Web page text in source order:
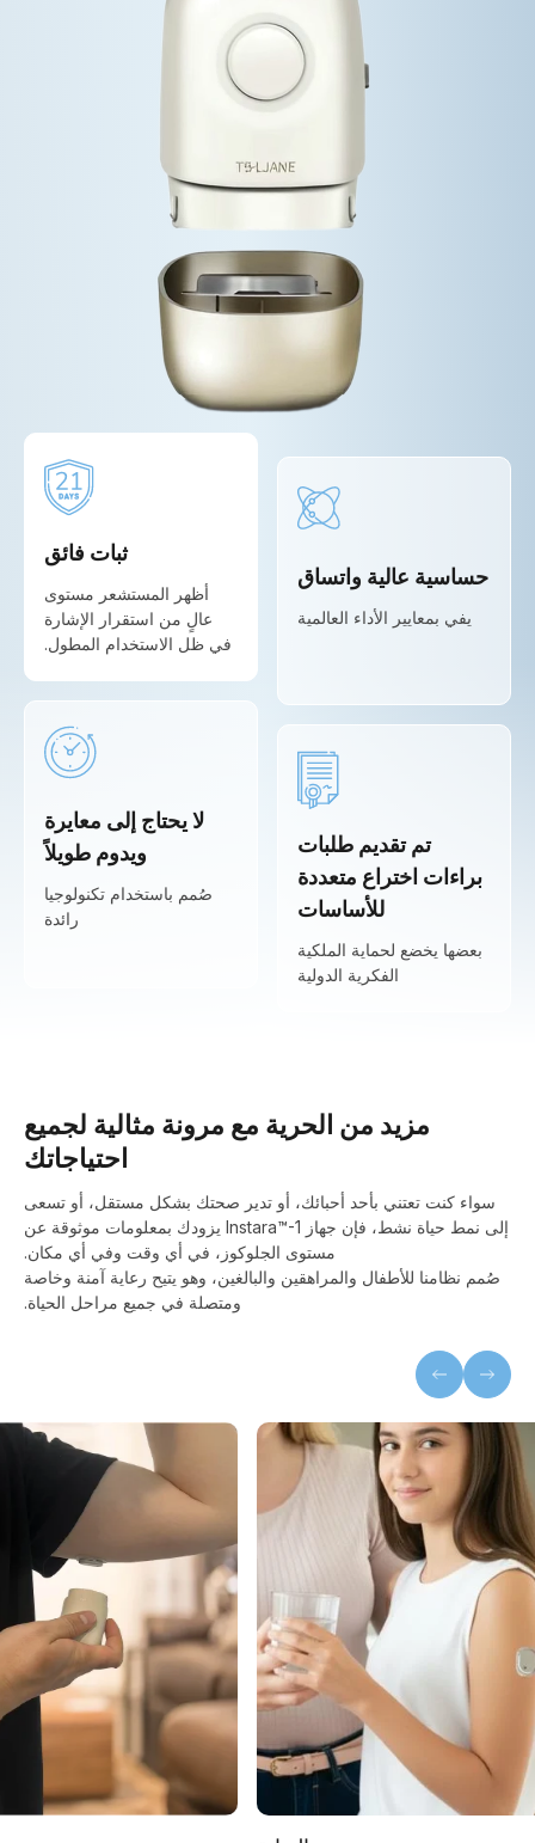
ثبات فائق
أظهر المستشعر مستوى
عالٍ من استقرار الإشارة
في ظل الاستخدام المطول.
حساسية عالية واتساق
يفي بمعايير الأداء العالمية
لا يحتاج إلى معايرة
ويدوم طويلاً
صُمم باستخدام تكنولوجيا
رائدة
تم تقديم طلبات
براءات اختراع متعددة
للأساسات
بعضها يخضع لحماية الملكية
الفكرية الدولية
مزيد من الحرية مع مرونة مثالية لجميع
احتياجاتك
سواء كنت تعتني بأحد أحبائك، أو تدير صحتك بشكل مستقل، أو تسعى
إلى نمط حياة نشط، فإن جهاز Instara™-1 يزودك بمعلومات موثوقة عن
مستوى الجلوكوز، في أي وقت وفي أي مكان.
صُمم نظامنا للأطفال والمراهقين والبالغين، وهو يتيح رعاية آمنة وخاصة
ومتصلة في جميع مراحل الحياة.